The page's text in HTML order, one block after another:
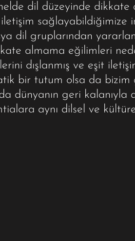
dil düzeyinde dikkate
sağlayabildiğimize
dil gruplarından
almama eğilimleri
dışlanmış ve eşit
bir tutum olsa da bizim
dünyanın geri kalanıyla
aynı dilsel ve